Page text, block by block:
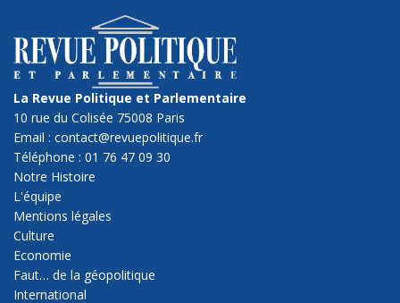
La Revue Politique et Parlementaire
10 rue du Colisée 75008 Paris
Email : contact@revuepolitique.fr
Téléphone : 01 76 47 09 30
Notre Histoire
L'équipe
Mentions légales
Culture
Economie
Faut… de la géopolitique
International